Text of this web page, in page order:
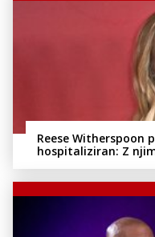
Reese Witherspoon
hospitaliziran: Z